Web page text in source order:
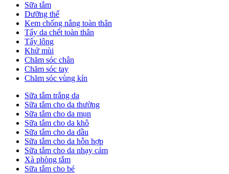
Sữa tắm
Dưỡng thể
Kem chống nắng toàn thân
Tẩy da chết toàn thân
Tẩy lông
Khử mùi
Chăm sóc chân
Chăm sóc tay
Chăm sóc vùng kín
Sữa tắm trắng da
Sữa tắm cho da thường
Sữa tắm cho da mụn
Sữa tắm cho da khô
Sữa tắm cho da dầu
Sữa tắm cho da hỗn hợp
Sữa tắm cho da nhạy cảm
Xà phòng tắm
Sữa tắm cho bé